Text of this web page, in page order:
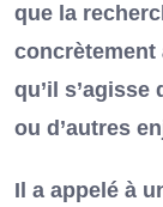
que la
concrètement
qu’il s’agisse
ou d’autres
Il a appelé à